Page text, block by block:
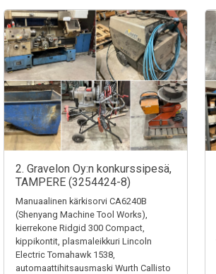
2. Gravelon Oy:n konkurssipesä,
TAMPERE (3254424-8)
Manuaalinen kärkisorvi CA6240B
(Shenyang Machine Tool Works),
kierrekone Ridgid 300 Compact,
kippikontit, plasmaleikkuri Lincoln
Electric Tomahawk 1538,
automaattihitsausmaski Wurth Callisto